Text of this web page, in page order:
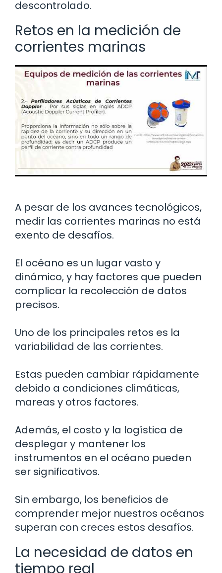
descontrolado.
Retos en la medición de
corrientes marinas
A pesar de los avances tecnológicos,
medir las corrientes marinas no está
exento de desafíos.
El océano es un lugar vasto y
dinámico, y hay factores que pueden
complicar la recolección de datos
precisos.
Uno de los principales retos es la
variabilidad de las corrientes.
Estas pueden cambiar rápidamente
debido a condiciones climáticas,
mareas y otros factores.
Además, el costo y la logística de
desplegar y mantener los
instrumentos en el océano pueden
ser significativos.
Sin embargo, los beneficios de
comprender mejor nuestros océanos
superan con creces estos desafíos.
La necesidad de datos en
tiempo real